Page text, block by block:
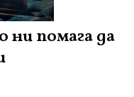
помага да